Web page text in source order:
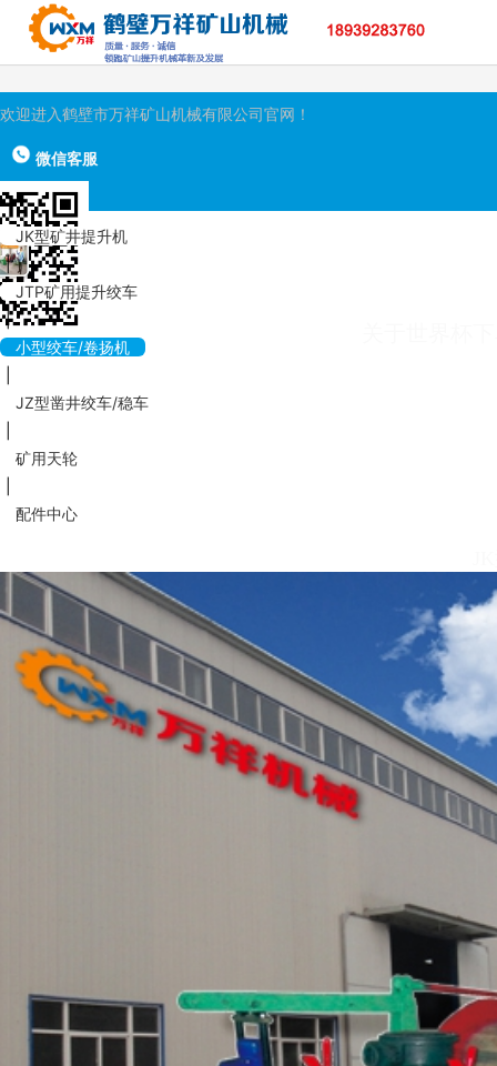
世界杯下单网站-世界杯（中国）
欢迎进入鹤壁市万祥矿山机械有限公司官网！
微信客服
联系世界杯下单网站-世界杯（中国）
小
JZ
JK型矿井提升机
|
JTP矿用提升绞车
|
小型绞车/卷扬机
JZ型凿井绞车/稳车
矿用天轮
配件中心